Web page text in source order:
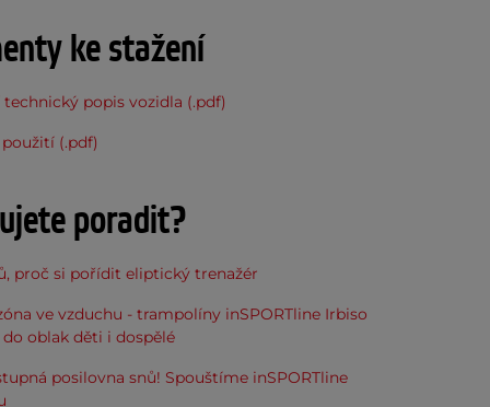
ke stažení
technický popis vozidla (.pdf)
(.pdf)
poradit?
proč si pořídit eliptický trenažér
ve vzduchu - trampolíny inSPORTline Irbiso
oblak děti i dospělé
posilovna snů! Spouštíme inSPORTline